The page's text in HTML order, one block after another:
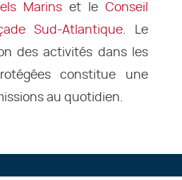
Marins et le Conseil
Sud-Atlantique . Le
des activités dans les
constitue une
au quotidien.